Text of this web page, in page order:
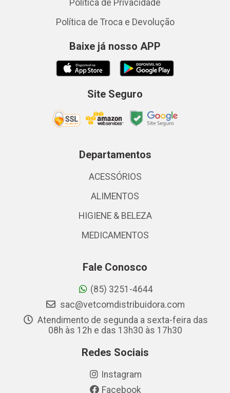
Política de Privacidade
Política de Troca e Devolução
Baixe já nosso APP
Site Seguro
Departamentos
ACESSÓRIOS
ALIMENTOS
HIGIENE & BELEZA
MEDICAMENTOS
Fale Conosco
(85) 3251-4644
sac@vetcomdistribuidora.com
Atendimento de segunda a sexta-feira das
08h às 12h e das 13h30 às 17h30
Redes Sociais
Instagram
Facebook